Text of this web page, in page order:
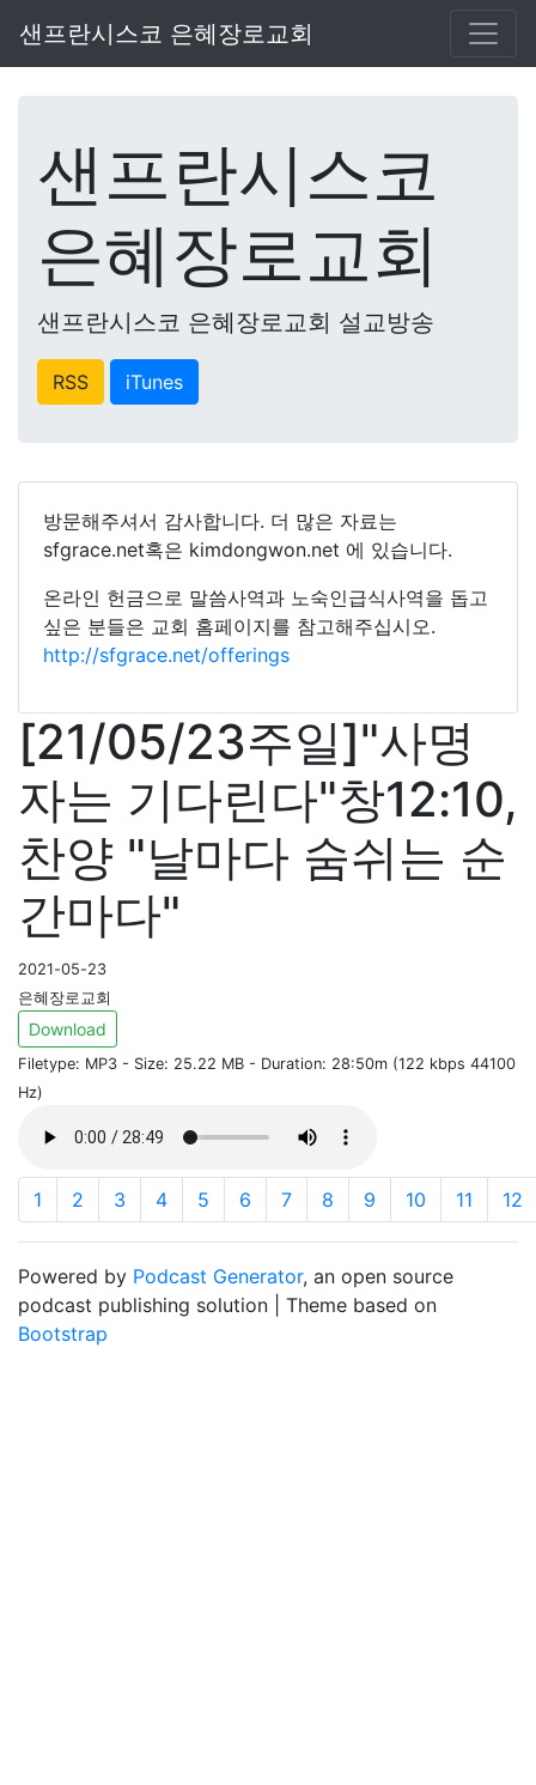
샌프란시스코 은혜장로교회
샌프란시스코
은혜장로교회
샌프란시스코 은혜장로교회 설교방송
RSS iTunes
방문해주셔서 감사합니다. 더 많은 자료는
sfgrace.net혹은 kimdongwon.net 에 있습니다.
온라인 헌금으로 말씀사역과 노숙인급식사역을 돕고
싶은 분들은 교회 홈페이지를 참고해주십시오.
http://sfgrace.net/offerings
[21/05/23주일]"사명
자는 기다린다"창12:10,
찬양 "날마다 숨쉬는 순
간마다"
2021-05-23
은혜장로교회
Download
Filetype: MP3 - Size: 25.22 MB - Duration: 28:50m (122 kbps 44100
Hz)
1 2 3 4 5 6 7 8 9 10 11 12
Powered by Podcast Generator, an open source
podcast publishing solution | Theme based on
Bootstrap